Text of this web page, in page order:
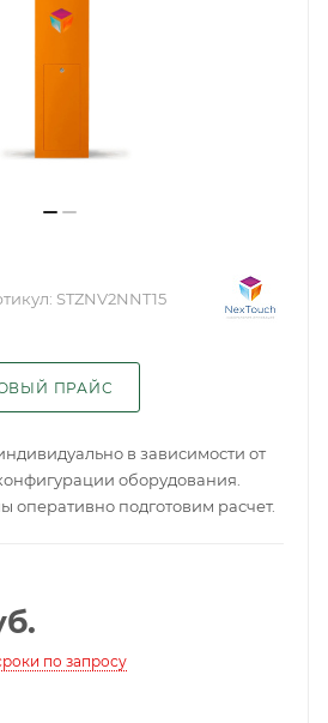
STZNV2NNT15
ПРАЙС
в зависимости от
оборудования.
оперативно подготовим расчет.
по запросу